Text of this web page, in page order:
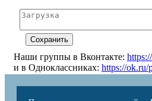
Наши группы в Вконтакте:
и в Одноклассниках: https://ok.ru/